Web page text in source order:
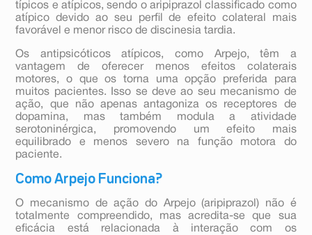
típicos e atípicos, sendo o aripiprazol classificado como
atípico devido ao seu perfil de efeito colateral mais
favorável e menor risco de discinesia tardia.
Os antipsicóticos atípicos, como Arpejo, têm a
vantagem de oferecer menos efeitos colaterais
motores, o que os torna uma opção preferida para
muitos pacientes. Isso se deve ao seu mecanismo de
ação, que não apenas antagoniza os receptores de
dopamina, mas também modula a atividade
serotoninérgica, promovendo um efeito mais
equilibrado e menos severo na função motora do
paciente.
Como Arpejo Funciona?
O mecanismo de ação do Arpejo (aripiprazol) não é
totalmente compreendido, mas acredita-se que sua
eficácia está relacionada à interação com os